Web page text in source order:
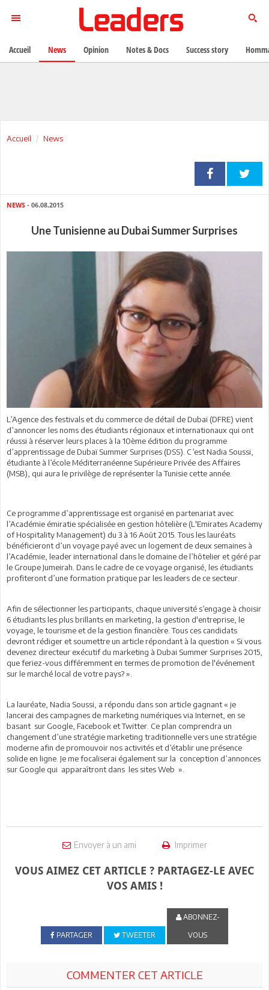
Accueil News
NEWS - 06.08.2015
Une Tunisienne au Dubai Summer Surprises
L’Agence des festivals et du commerce de détail de Dubaï (DFRE) vient
d’annoncer les noms des étudiants régionaux et internationaux qui ont
réussi à réserver leurs places à la 10ème édition du programme
d’apprentissage de Dubaï Summer Surprises (DSS). C’est Nadia Soussi,
étudiante à l’école Méditerranéenne Supérieure Privée des Affaires
(MSB), qui aura le privilège de représenter la Tunisie cette année.
Ce programme d’apprentissage est organisé en partenariat avec
l’Académie émiratie spécialisée en gestion hôtelière (L'Emirates Academy
of Hospitality Management) du 3 à 16 Août 2015. Tous les lauréats
bénéficieront d’un voyage payé avec un logement de deux semaines à
l’Académie, leader international dans le domaine de l’hôtelier et géré par
le Groupe Jumeirah. Dans le cadre de ce voyage organisé, les étudiants
profiteront d’une formation pratique par les leaders de ce secteur.
Afin de sélectionner les participants, chaque université s’engage à choisir
6 étudiants les plus brillants en marketing, la gestion d'entreprise, le
voyage, le tourisme et de la gestion financière. Tous ces candidats
devront rédiger et soumettre un article répondant à la question « Si vous
devenez directeur exécutif du marketing à Dubai Summer Surprises 2015,
que feriez-vous différemment en termes de promotion de l'événement
sur le marché local de votre pays? ».
La lauréate, Nadia Soussi, a répondu dans son article gagnant « je
lancerai des campagnes de marketing numériques via Internet, en se
basant sur Google, Facebook et Twitter. Ce plan comprendra un
changement d’une stratégie marketing traditionnelle vers une stratégie
moderne afin de promouvoir nos activités et d’établir une présence
solide en ligne. Je me focaliserai également sur la conception d’annonces
sur Google qui apparaîtront dans les sites Web ».
Envoyer à un ami Imprimer
VOUS AIMEZ CET ARTICLE ? PARTAGEZ-LE AVEC
VOS AMIS !
PARTAGER TWEETER
ABONNEZ-
VOUS
COMMENTER CET ARTICLE
Accueil News Opinion Notes & Docs Success story